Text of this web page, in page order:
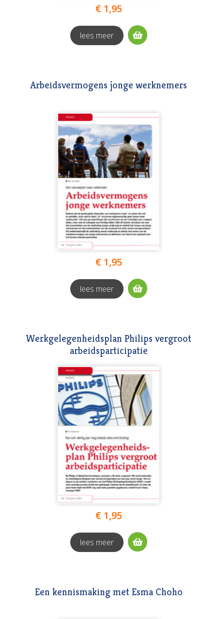
€ 1,95
lees meer
Arbeidsvermogens jonge werknemers
€ 1,95
lees meer
Werkgelegenheidsplan Philips vergroot
arbeidsparticipatie
€ 1,95
lees meer
Een kennismaking met Esma Choho